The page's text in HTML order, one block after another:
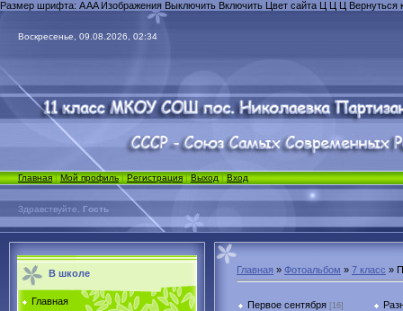
Размер шрифта: AAAИзображения Выключить Включить Цвет сайта Ц Ц Ц Вернуться
Воскресенье, 09.08.2026, 02:34
Главная|Мой профиль|Регистрация |Выход|Вход
Здравствуйте, Гость
В школе
Главная
Главная » Фотоальбом » 7 класс »
Первое сентября [16]